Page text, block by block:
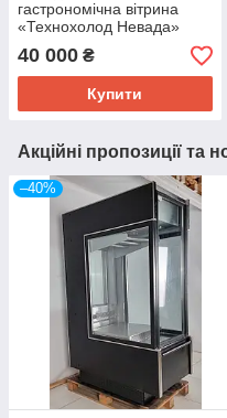
гастрономічна вітрина
«Технохолод Невада»
(Україна), 1.58 м. (-2°
+8°), викладка 90 см., Б/у
40 000 ₴
Купити
Акційні пропозиції та
–40%